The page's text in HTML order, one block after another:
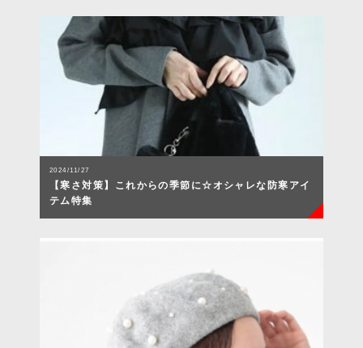
2024/11/27
【寒さ対策】これからの季節に☆オシャレな防寒アイ
テム特集